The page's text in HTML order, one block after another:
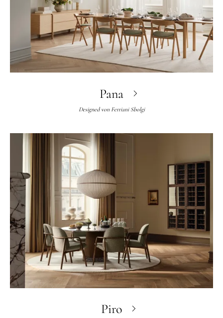
Pana
Designed von Ferriani Sbolgi
Piro